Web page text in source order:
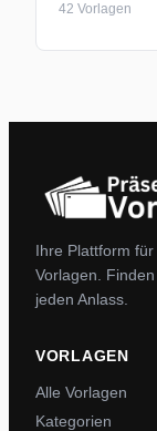
42 Vorlagen
Ihre Plattform
Vorlagen.
jeden Anlass.
VORLAGEN
Alle Vorlagen
Kategorien